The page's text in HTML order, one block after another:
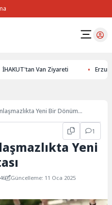
Van Ziyareti
Yeni Bir Dönüm
1
Yeni
Güncelleme: 11 Oca 2025